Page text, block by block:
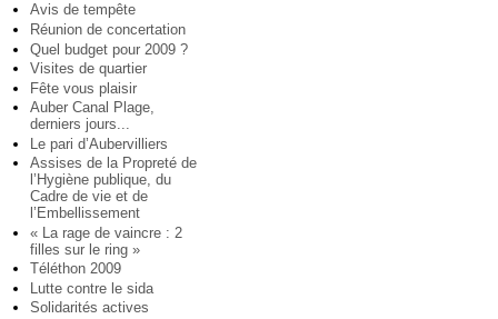
Avis de tempête
Réunion de concertation
Quel budget pour 2009 ?
Visites de quartier
Fête vous plaisir
Auber Canal Plage,
derniers jours...
Le pari d’Aubervilliers
Assises de la Propreté de
l’Hygiène publique, du
Cadre de vie et de
l’Embellissement
« La rage de vaincre : 2
filles sur le ring »
Téléthon 2009
Lutte contre le sida
Solidarités actives